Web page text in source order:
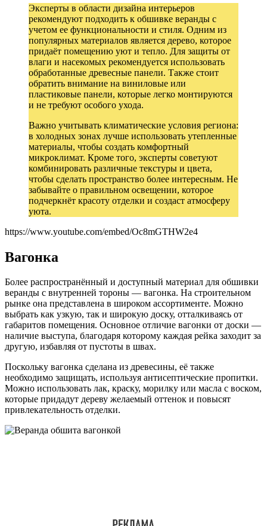
Эксперты в области дизайна интерьеров
рекомендуют подходить к обшивке веранды с
учетом ее функциональности и стиля. Одним из
популярных материалов является дерево, которое
придаёт помещению уют и тепло. Для защиты от
влаги и насекомых рекомендуется использовать
обработанные древесные панели. Также стоит
обратить внимание на виниловые или
пластиковые панели, которые легко монтируются
и не требуют особого ухода.
Важно учитывать климатические условия региона:
в холодных зонах лучше использовать утепленные
материалы, чтобы создать комфортный
микроклимат. Кроме того, эксперты советуют
комбинировать различные текстуры и цвета,
чтобы сделать пространство более интересным. Не
забывайте о правильном освещении, которое
подчеркнёт красоту отделки и создаст атмосферу
уюта.
https://www.youtube.com/embed/Oc8mGTHW2e4
Вагонка
Более распространённый и доступный материал для обшивки
веранды с внутренней тороны — вагонка. На строительном
рынке она представлена в широком ассортименте. Можно
выбрать как узкую, так и широкую доску, отталкиваясь от
габаритов помещения. Основное отличие вагонки от доски —
наличие выступа, благодаря которому каждая рейка заходит за
другую, избавляя от пустоты в швах.
Поскольку вагонка сделана из древесины, её также
необходимо защищать, используя антисептические пропитки.
Можно использовать лак, краску, морилку или масла с воском,
которые придадут дереву желаемый оттенок и повысят
привлекательность отделки.